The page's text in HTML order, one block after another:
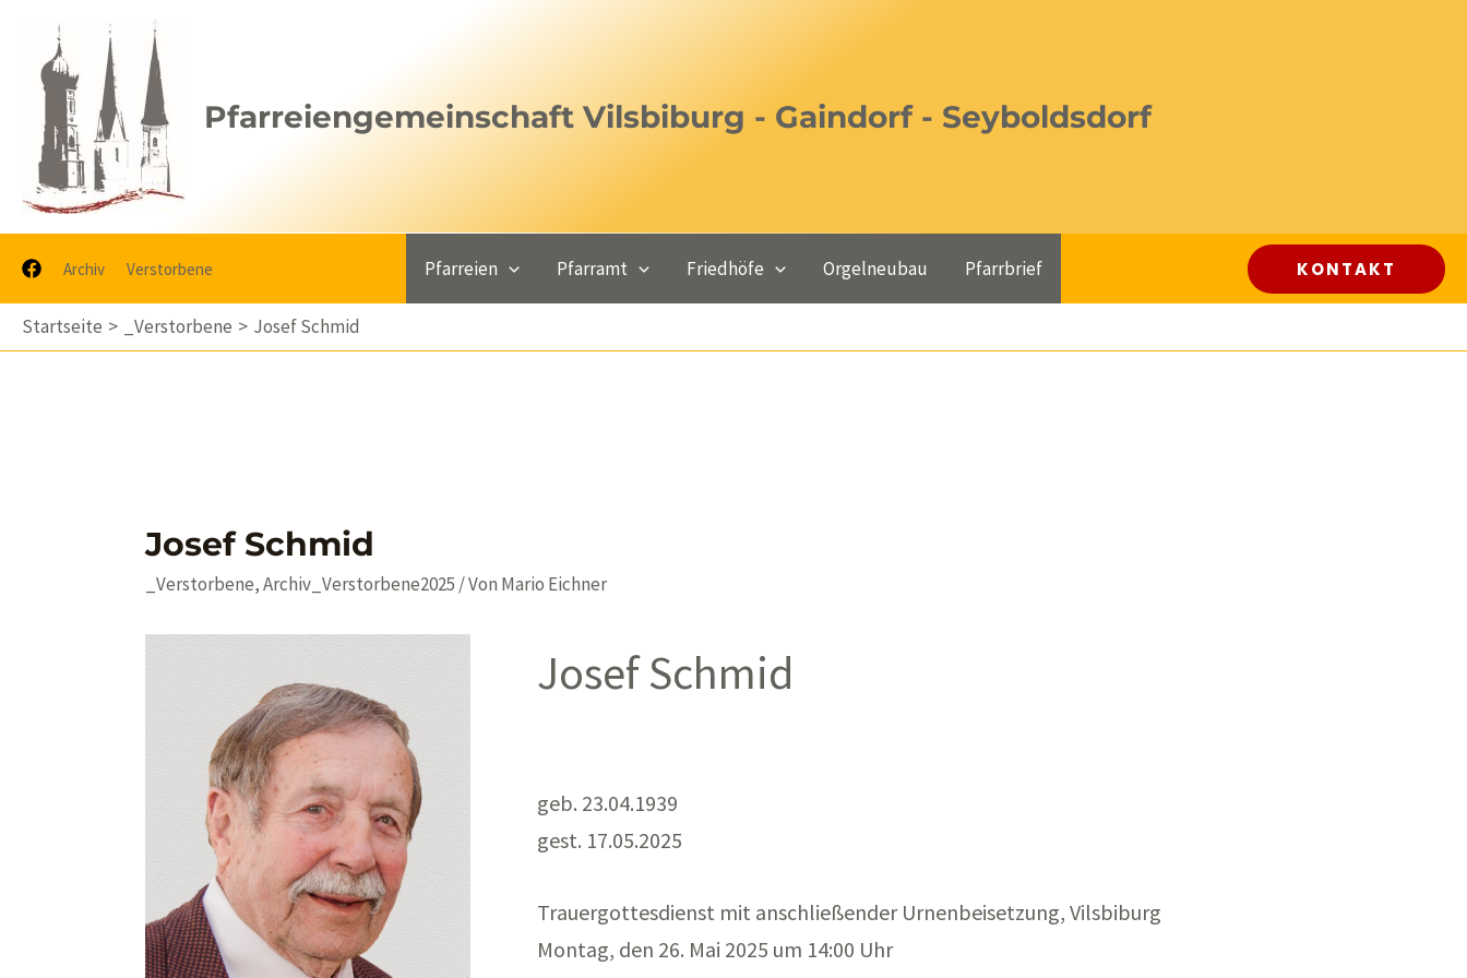
springen
Pfarreiengemeinschaft Vilsbiburg - Gaindorf - Seyboldsdorf
Archiv Verstorbene Pfarreien Pfarramt Friedhöfe Orgelneubau Pfarrbrief KONTAKT
Startseite _Verstorbene Josef Schmid
Josef Schmid
_Verstorbene,Archiv_Verstorbene2025 / Von Mario Eichner
Josef Schmid
geb. 23.04.1939
gest. 17.05.2025
Trauergottesdienst mit anschließender Urnenbeisetzung, Vilsbiburg
Montag, den 26. Mai 2025 um 14:00 Uhr